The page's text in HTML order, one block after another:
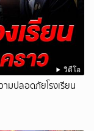
วิดีโอ
มปลอดภัยโรงเรียน